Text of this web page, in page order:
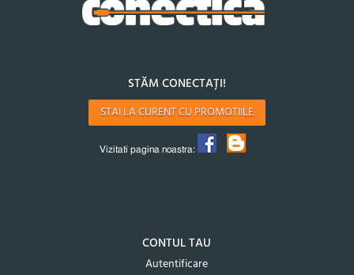
STĂM CONECTAȚI!
STAI LA CURENT CU PROMOTIILE
Vizitati pagina noastra:
CONTUL TAU
Autentificare